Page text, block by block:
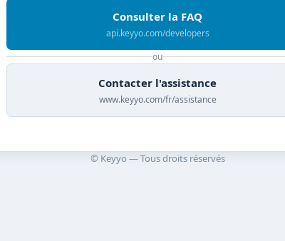
Consulter la FAQ
api.keyyo.com/developers
ou
Contacter l'assistance
www.keyyo.com/fr/assistance
© Keyyo — Tous droits réservés